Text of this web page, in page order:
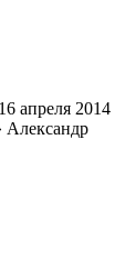
апреля 2014
Александр